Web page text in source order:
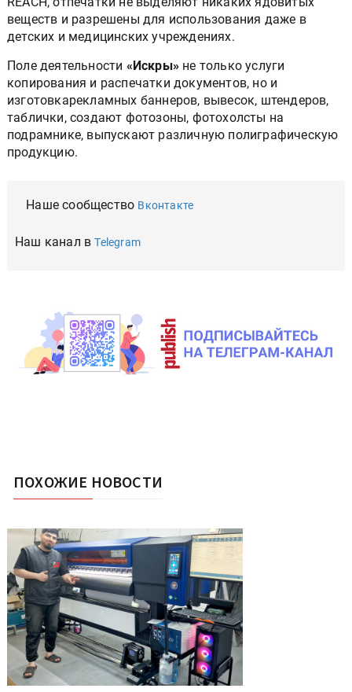
веществ и разрешены для использования даже в
детских и медицинских учреждениях.
Поле деятельности «Искры» не только услуги
копирования и распечатки документов, но и
изготовкарекламных баннеров, вывесок, штендеров,
таблички, создают фотозоны, фотохолсты на
подрамнике, выпускают различную полиграфическую
продукцию.
Наше сообщество Вконтакте
Наш канал вTelegram
ПОХОЖИЕ НОВОСТИ